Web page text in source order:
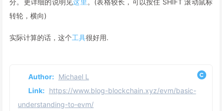
转轮，横向)
实际计算的话，这个工具很好用.
Author: Michael L
Link: https://www.blog-blockchain.xyz/evm/basic-
understanding-to-evm/